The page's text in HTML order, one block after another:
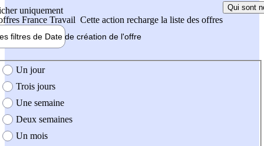
uniquement
France Travail Cette action recharge la liste des offres
Qui sont
filtres de Date de création de l'offre
création de l'offre
Un jour
Trois jours
Une semaine
Deux semaines
Un mois